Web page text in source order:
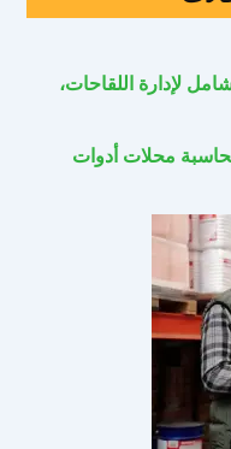
لإدارة اللقاحات،
محلات أدوات